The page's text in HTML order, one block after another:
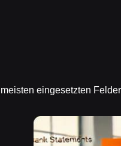
eingesetzten